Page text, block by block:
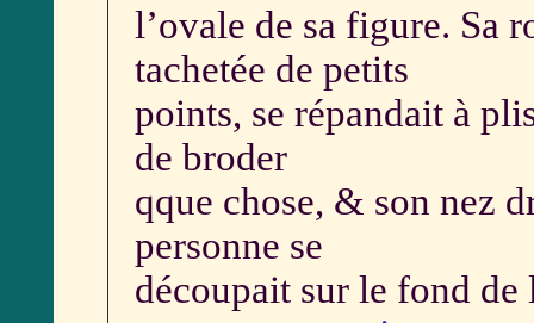
l’ovale de sa figure. Sa
tachetée de petits
points, se répandait à
de broder
qque chose, & son nez
personne se
découpait sur le fond de